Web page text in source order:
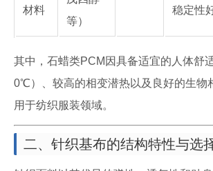
材料
等）
稳定性
其中，石蜡类PCM因具备适宜的人体舒
0℃）、较高的相变潜热以及良好的生物
用于纺织服装领域。
二、针织基布的结构特性与选